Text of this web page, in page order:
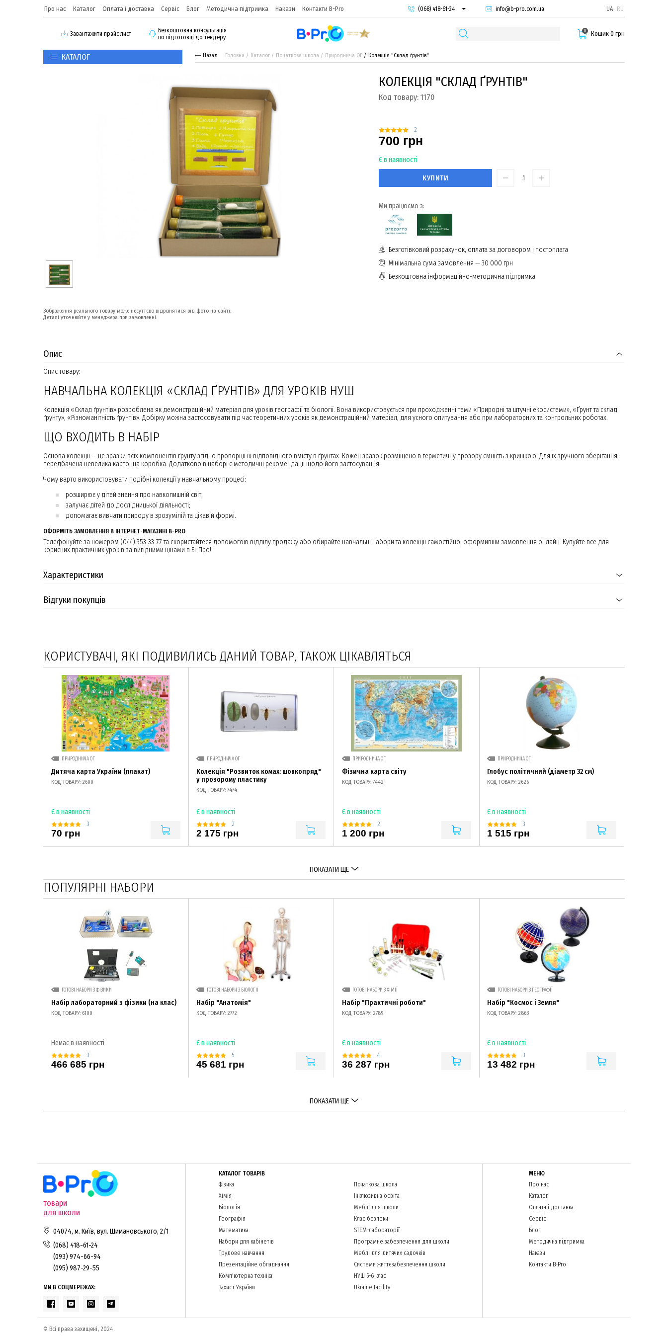
Про нас Каталог Оплата і доставка Сервіс Блог Методична підтримка Накази Контакти B-Pro
(068) 418-61-24
info@b-pro.com.ua UA RU
3авантажити прайс лист
Безкоштовна консультація
по підготовці до тендеру
0 Кошик 0 грн
КАТАЛОГ Назад Головна Каталог Початкова школа Природнича ОГ Колекція "Склад ґрунтів"
Зображення реального товару може несуттєво відрізнятися від фото на сайті.
Деталі уточнюйте у менеджера при замовленні.
КОЛЕКЦІЯ "СКЛАД ҐРУНТІВ"
Код товару: 1170
2
700 грн
Є в наявності
КУПИТИ
Ми працюємо з:
Безготівковий розрахунок, оплата за договором і постоплата
Мінімальна сума замовлення — 30 000 грн
Безкоштовна інформаційно-методична підтримка
Опис
Опис товару:
НАВЧАЛЬНА КОЛЕКЦІЯ «СКЛАД ҐРУНТІВ» ДЛЯ УРОКІВ НУШ
Колекція «Склад ґрунтів» розроблена як демонстраційний матеріал для уроків географії та біології. Вона використовується при проходженні теми «Природні та штучні екосистеми», «Ґрунт та склад
ґрунту», «Різноманітність ґрунтів». Добірку можна застосовувати під час теоретичних уроків як демонстраційний матеріал, для усного опитування або при лабораторних та контрольних роботах.
ЩО ВХОДИТЬ В НАБІР
Основа колекції — це зразки всіх компонентів ґрунту згідно пропорції їх відповідного вмісту в ґрунтах. Кожен зразок розміщено в герметичну прозору ємність з кришкою. Для їх зручного зберігання
передбачена невелика картонна коробка. Додатково в наборі є методичні рекомендації щодо його застосування.
Чому варто використовувати подібні колекції у навчальному процесі:
розширює у дітей знання про навколишній світ;
залучає дітей до дослідницької діяльності;
допомагає вивчати природу в зрозумілій та цікавій формі.
ОФОРМІТЬ ЗАМОВЛЕННЯ В ІНТЕРНЕТ-МАГАЗИНІ B-PRO
Телефонуйте за номером (044) 353-33-77 та скористайтеся допомогою відділу продажу або обирайте навчальні набори та колекції самостійно, оформивши замовлення онлайн. Купуйте все для
корисних практичних уроків за вигідними цінами в Бі-Про!
Характеристики
Відгуки покупців
КОРИСТУВАЧІ, ЯКІ ПОДИВИЛИСЬ ДАНИЙ ТОВАР, ТАКОЖ ЦІКАВЛЯТЬСЯ
ПРИРОДНИЧА ОГ
Дитяча карта України (плакат)
КОД ТОВАРУ: 2600
Є в наявності
3
70 грн
ПРИРОДНИЧА ОГ
Колекція "Розвиток комах: шовкопряд"
у прозорому пластику
КОД ТОВАРУ: 7474
Є в наявності
2
2 175 грн
ПРИРОДНИЧА ОГ
Фізична карта світу
КОД ТОВАРУ: 7442
Є в наявності
2
1 200 грн
ПРИРОДНИЧА ОГ
Глобус політичний (діаметр 32 см)
КОД ТОВАРУ: 2626
Є в наявності
3
1 515 грн
ПОКАЗАТИ ЩЕ
ПОПУЛЯРНІ НАБОРИ
ГОТОВІ НАБОРИ З ФІЗИКИ
Набір лабораторний з фізики (на клас)
КОД ТОВАРУ: 6100
Немає в наявності
3
466 685 грн
ГОТОВІ НАБОРИ З БІОЛОГІЇ
Набір "Анатомія"
КОД ТОВАРУ: 2772
Є в наявності
5
45 681 грн
ГОТОВІ НАБОРИ З ХІМІЇ
Набір "Практичні роботи"
КОД ТОВАРУ: 2789
Є в наявності
4
36 287 грн
ГОТОВІ НАБОРИ З ГЕОГРАФІЇ
Набір "Космос і Земля"
КОД ТОВАРУ: 2863
Є в наявності
3
13 482 грн
ПОКАЗАТИ ЩЕ
товари
для школи
04074, м. Київ, вул. Шимановського, 2/1
(068) 418-61-24
(093) 974-66-94
(095) 987-29-55
МИ В СОЦМЕРЕЖАХ:
КАТАЛОГ ТОВАРІВ
Фізика
Хімія
Біологія
Географія
Математика
Набори для кабінетів
Трудове навчання
Презентаційне обладнання
Комп'ютерна техніка
Захист України
Початкова школа
Інклюзивна освіта
Меблі для школи
Клас безпеки
STEM-лабораторії
Програмне забезпечення для школи
Меблі для дитячих садочків
Системи життєзабезпечення школи
НУШ 5-6 клас
Ukraine Facility
МЕНЮ
Про нас
Каталог
Оплата і доставка
Сервіс
Блог
Методична підтримка
Накази
Контакти B-Pro
© Всі права захищені, 2024